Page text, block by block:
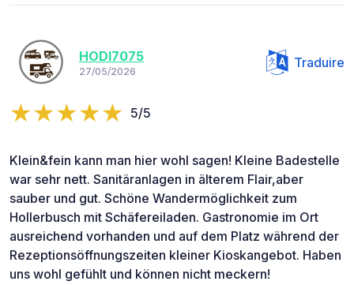
HODI7075
27/05/2026
Traduire
5/5
Klein&fein kann man hier wohl sagen! Kleine Badestelle
war sehr nett. Sanitäranlagen in älterem Flair,aber
sauber und gut. Schöne Wandermöglichkeit zum
Hollerbusch mit Schäfereiladen. Gastronomie im Ort
ausreichend vorhanden und auf dem Platz während der
Rezeptionsöffnungszeiten kleiner Kioskangebot. Haben
uns wohl gefühlt und können nicht meckern!